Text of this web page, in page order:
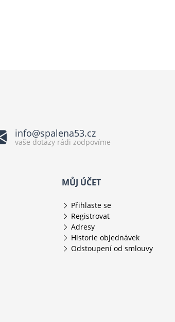
info@spalena53.cz
vaše dotazy rádi zodpovíme
MŮJ ÚČET
Přihlaste se
Registrovat
Adresy
Historie objednávek
Odstoupení od smlouvy